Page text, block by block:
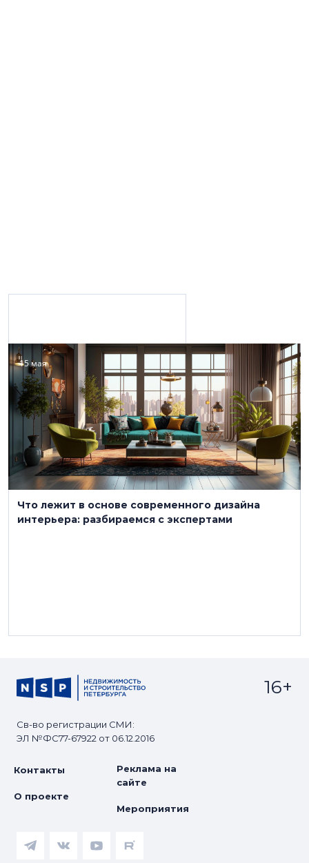
ООО «Орион ППМ»
+7-995-996-5444
Отопительное оборудование
15 мая
Что лежит в основе современного дизайна
интерьера: разбираемся с экспертами
Св-во регистрации СМИ:
ЭЛ №ФС77-67922 от 06.12.2016
16+
Контакты
О проекте
Реклама на
сайте
Мероприятия